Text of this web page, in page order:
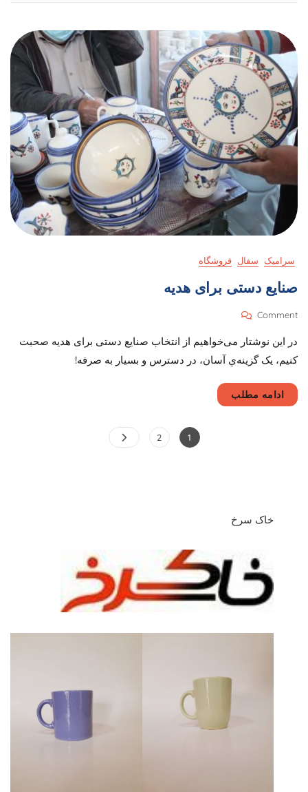
سرامیک سفال فروشگاه
صنایع دستی برای هدیه
Comment
On
دستی
برای
هدیه
در این نوشتار می‌خواهیم از انتخاب صنایع دستی برای هدیه صحبت
کنیم، یک‌ گزینه‌ي آسان، در دسترس و بسیار به صرفه!
ادامه مطلب
صفحه‌بندی
Page1
Page
2
خاک سرخ